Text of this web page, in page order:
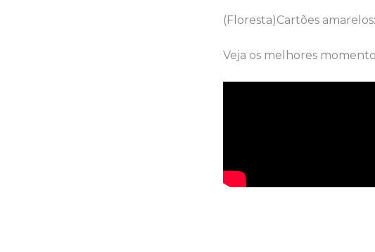
(Floresta)Cartões
Veja os melhores